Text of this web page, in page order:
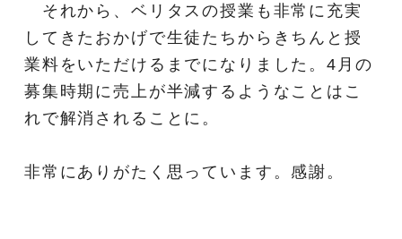
それから、ベリタスの授業も非常に充実
してきたおかげで生徒たちからきちんと授
業料をいただけるまでになりました。4月の
募集時期に売上が半減するようなことはこ
れで解消されることに。
非常にありがたく思っています。感謝。